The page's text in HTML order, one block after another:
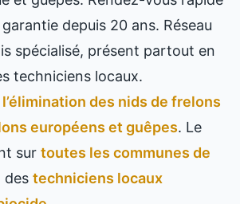
depuis 20 ans. Réseau
spécialisé, présent partout en
techniciens locaux.
l’élimination des nids de frelons
européens et guêpes. Le
sur toutes les communes de
des techniciens locaux